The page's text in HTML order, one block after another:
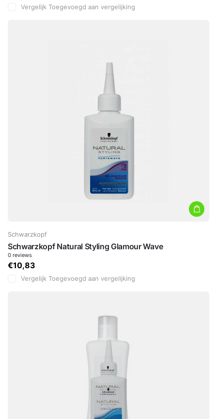
Vergelijk Toegevoegd aan vergelijking
Schwarzkopf
Schwarzkopf Natural Styling Glamour Wave
0 reviews
€10,83
Vergelijk Toegevoegd aan vergelijking